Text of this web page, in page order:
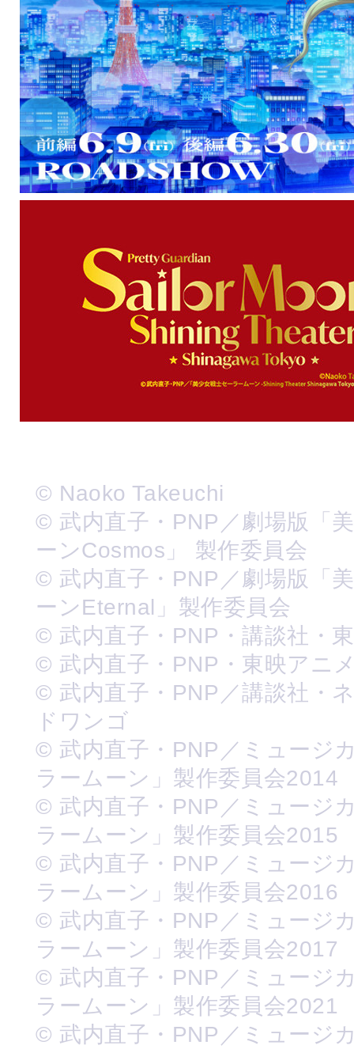
© Naoko Takeuchi
© 武内直子・PNP／劇場版「
ーンCosmos」 製作委員会
© 武内直子・PNP／劇場版「
ーンEternal」製作委員会
© 武内直子・PNP・講談社・
© 武内直子・PNP・東映アニ
© 武内直子・PNP／講談社・
ドワンゴ
© 武内直子・PNP／ミュージ
ラームーン」製作委員会2014
© 武内直子・PNP／ミュージ
ラームーン」製作委員会2015
© 武内直子・PNP／ミュージ
ラームーン」製作委員会2016
© 武内直子・PNP／ミュージ
ラームーン」製作委員会2017
© 武内直子・PNP／ミュージ
ラームーン」製作委員会2021
© 武内直子・PNP／ミュージ